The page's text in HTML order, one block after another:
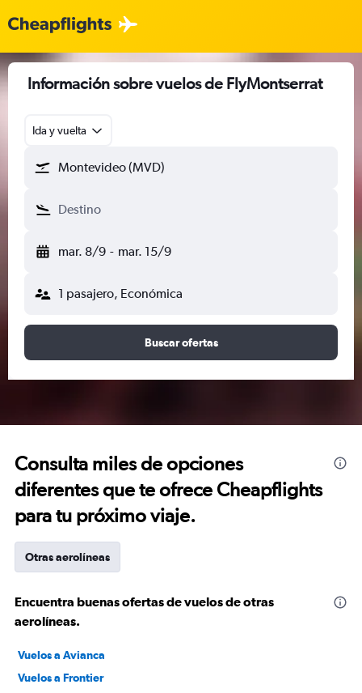
Información sobre vuelos de FlyMontserrat
Ida y vuelta
Montevideo (MVD)
Destino
mar. 8/9 - mar. 15/9
1 pasajero, Económica
Buscar ofertas
Consulta miles de opciones
diferentes que te ofrece Cheapflights
para tu próximo viaje.
Otras aerolíneas
Encuentra buenas ofertas de vuelos de otras
aerolíneas.
Vuelos a Avianca
Vuelos a Frontier